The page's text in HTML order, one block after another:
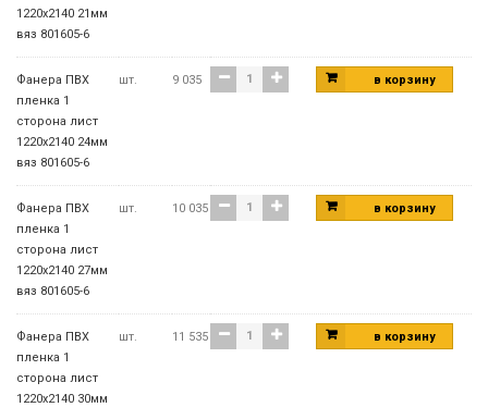
1220х2140 21мм
вяз 801605-6
Фанера ПВХ
пленка 1
сторона лист
1220х2140 24мм
вяз 801605-6
шт. 9 035 в корзину
Фанера ПВХ
пленка 1
сторона лист
1220х2140 27мм
вяз 801605-6
шт. 10 035 в корзину
Фанера ПВХ
пленка 1
сторона лист
1220х2140 30мм
шт. 11 535 в корзину